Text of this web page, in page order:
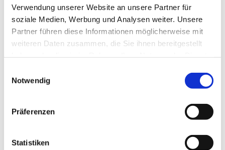
Verwendung unserer Website an unsere Partner für
soziale Medien, Werbung und Analysen weiter. Unsere
Partner führen diese Informationen möglicherweise mit
weiteren Daten zusammen, die Sie ihnen bereitgestellt
Notwendig
Präferenzen
Statistiken